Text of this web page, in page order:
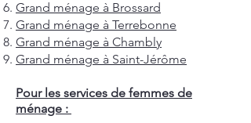
Grand ménage à Brossard
Grand ménage à Terrebonne
Grand ménage à Chambly
Grand ménage à Saint-Jérôme
Pour les services de femmes de
ménage :